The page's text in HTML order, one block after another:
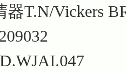
器T.N/Vickers